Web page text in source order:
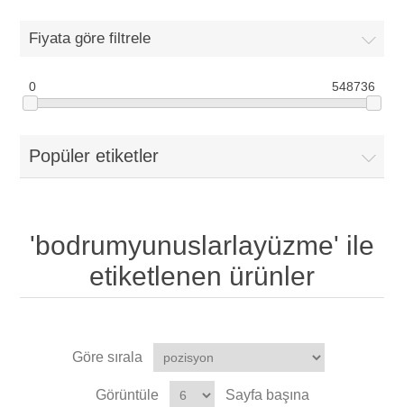
Fiyata göre filtrele
0 548736
Popüler etiketler
'bodrumyunuslarlayüzme' ile
etiketlenen ürünler
Göre sırala
Görüntüle Sayfa başına